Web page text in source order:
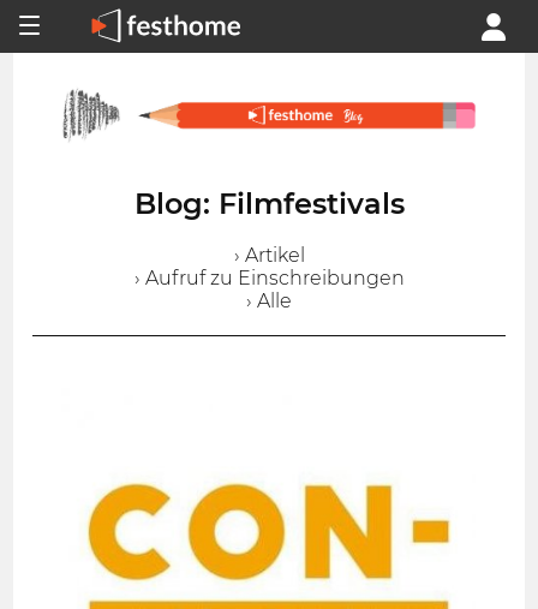
Blog: Filmfestivals
› Artikel
› Aufruf zu Einschreibungen
› Alle